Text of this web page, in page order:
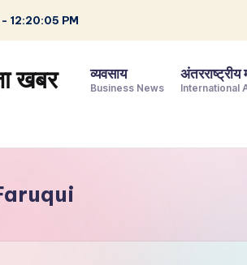
- 12:20:05 PM
खबर व्यवसाय
Business News
अंतरराष्ट्रीय
International